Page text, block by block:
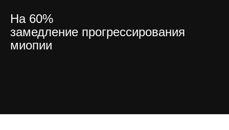
На 60%
замедление прогрессирования
миопии